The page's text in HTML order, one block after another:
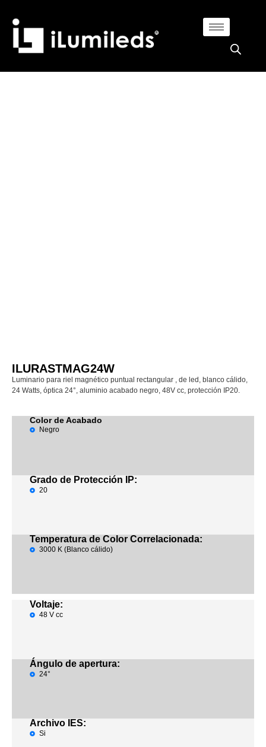
ILURASTMAG24W
Luminario para riel magnético puntual rectangular , de led, blanco cálido,
24 Watts, óptica 24°, aluminio acabado negro, 48V cc, protección IP20.
Color de Acabado
Negro
Grado de Protección IP:
20
Temperatura de Color Correlacionada:
3000 K (Blanco cálido)
Voltaje:
48 V cc
Ángulo de apertura:
24°
Archivo IES:
Si